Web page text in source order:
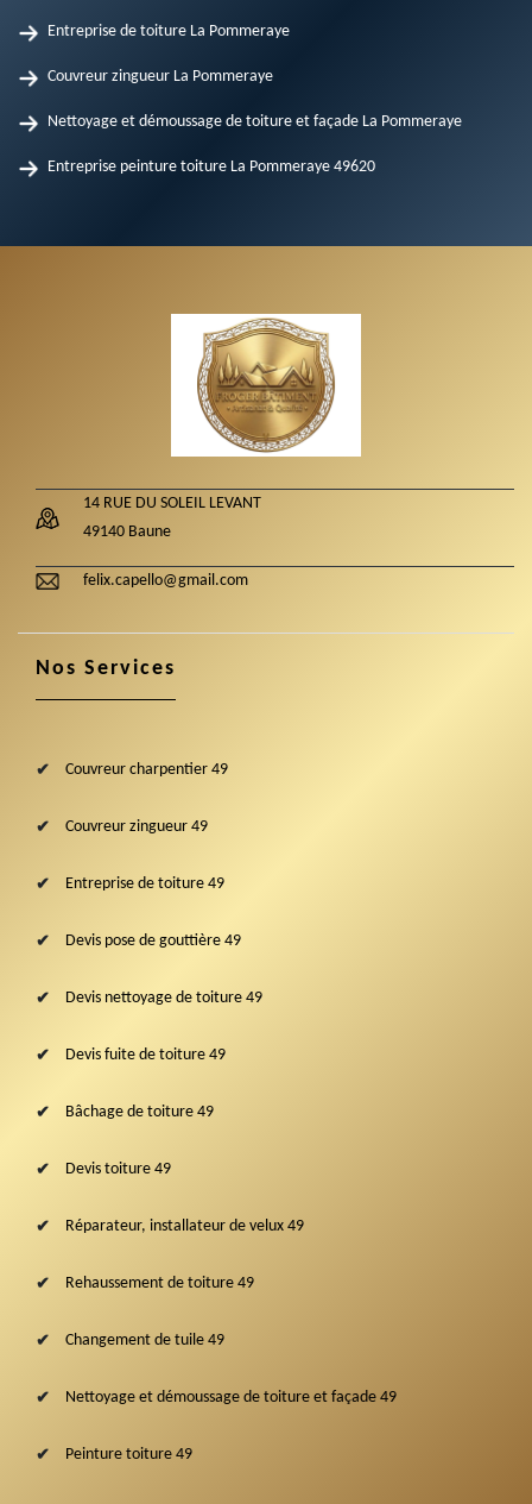
Entreprise de toiture La Pommeraye
Couvreur zingueur La Pommeraye
Nettoyage et démoussage de toiture et façade La Pommeraye
Entreprise peinture toiture La Pommeraye 49620
14 RUE DU SOLEIL LEVANT
49140 Baune
felix.capello@gmail.com
Nos Services
Couvreur charpentier 49
Couvreur zingueur 49
Entreprise de toiture 49
Devis pose de gouttière 49
Devis nettoyage de toiture 49
Devis fuite de toiture 49
Bâchage de toiture 49
Devis toiture 49
Réparateur, installateur de velux 49
Rehaussement de toiture 49
Changement de tuile 49
Nettoyage et démoussage de toiture et façade 49
Peinture toiture 49